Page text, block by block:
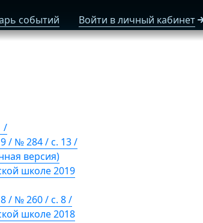
событий Войти в личный кабинет
/
/ № 284 / с. 13 /
версия)
школе 2019
/ № 260 / с. 8 /
школе 2018